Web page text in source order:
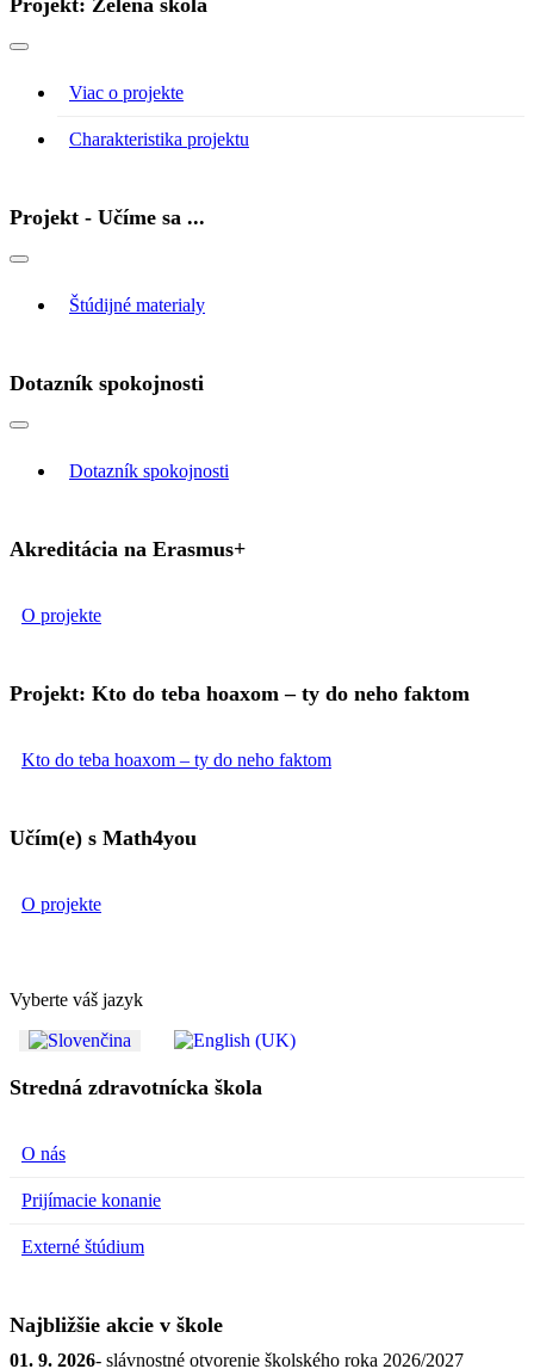
Projekt: Zelená škola
Viac o projekte
Charakteristika projektu
Projekt - Učíme sa ...
Štúdijné materialy
Dotazník spokojnosti
Dotazník spokojnosti
Akreditácia na Erasmus+
O projekte
Projekt: Kto do teba hoaxom – ty do neho faktom
Kto do teba hoaxom – ty do neho faktom
Učím(e) s Math4you
O projekte
Vyberte váš jazyk
Stredná zdravotnícka škola
O nás
Prijímacie konanie
Externé štúdium
Najbližšie akcie v škole
01. 9. 2026- slávnostné otvorenie školského roka 2026/2027